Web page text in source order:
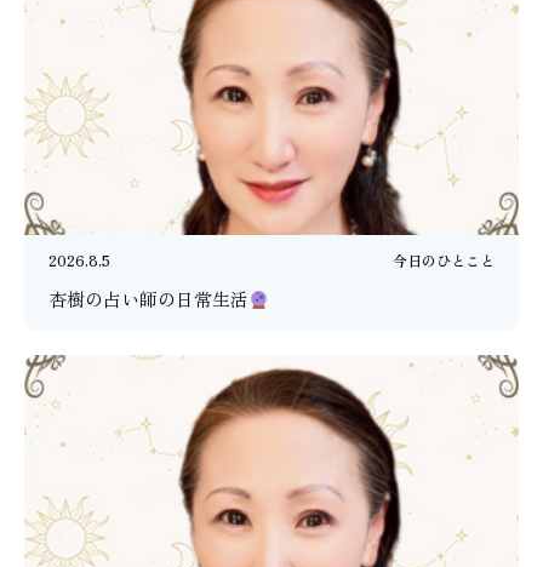
2026.8.5 今日のひとこと
杏樹の占い師の日常生活